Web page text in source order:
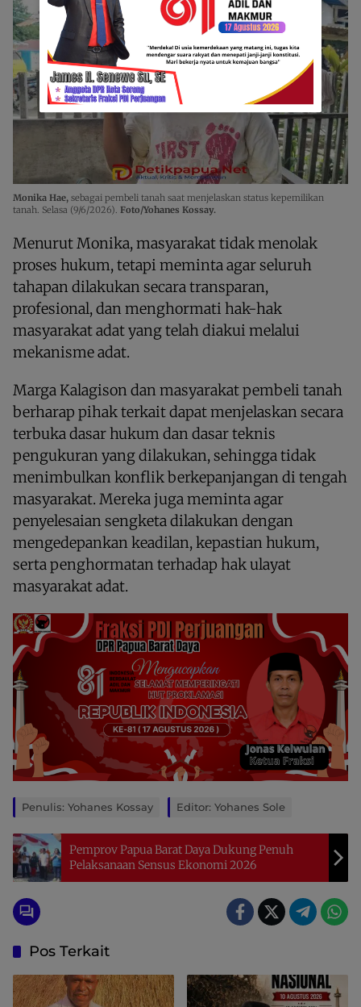
Monika Hae, sebagai pembeli tanah saat menjelaskan status kepemilikan
tanah. Selasa (9/6/2026). Foto/Yohanes Kossay.
Menurut Monika, masyarakat tidak menolak
proses hukum, tetapi meminta agar seluruh
tahapan dilakukan secara transparan,
profesional, dan menghormati hak-hak
masyarakat adat yang telah diakui melalui
mekanisme adat.
Marga Kalagison dan masyarakat pembeli tanah
berharap pihak terkait dapat menjelaskan secara
terbuka dasar hukum dan dasar teknis
pengukuran yang dilakukan, sehingga tidak
menimbulkan konflik berkepanjangan di tengah
masyarakat. Mereka juga meminta agar
penyelesaian sengketa dilakukan dengan
mengedepankan keadilan, kepastian hukum,
serta penghormatan terhadap hak ulayat
masyarakat adat.
Penulis: Yohanes Kossay Editor: Yohanes Sole
Pemprov Papua Barat Daya Dukung Penuh
Pelaksanaan Sensus Ekonomi 2026
Pos Terkait